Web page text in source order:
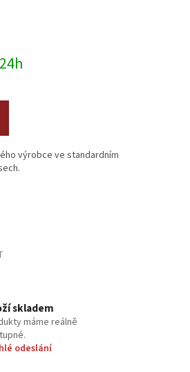
výrobce ve standardním
skladem
máme reálně
odeslání